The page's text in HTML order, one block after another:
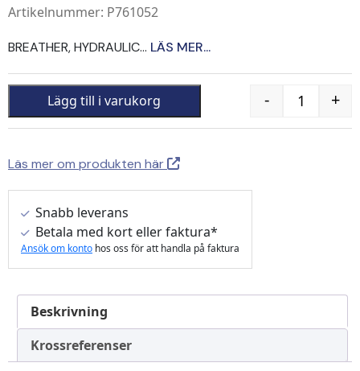
Artikelnummer: P761052
BREATHER, HYDRAULIC... LÄS MER...
Quantity
- +
Lägg till i varukorg
Läs mer om produkten här
Snabb leverans
Betala med kort eller faktura*
Ansök om konto hos oss för att handla på faktura
Beskrivning
Krossreferenser